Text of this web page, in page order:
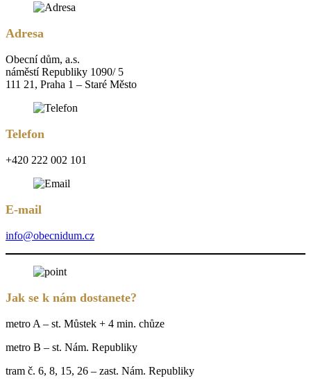
Adresa
Obecní dům, a.s.
náměstí Republiky 1090/ 5
111 21, Praha 1 – Staré Město
Telefon
+420 222 002 101
E-mail
info@obecnidum.cz
Jak se k nám dostanete?
metro A – st. Můstek + 4 min. chůze
metro B – st. Nám. Republiky
tram č. 6, 8, 15, 26 – zast. Nám. Republiky